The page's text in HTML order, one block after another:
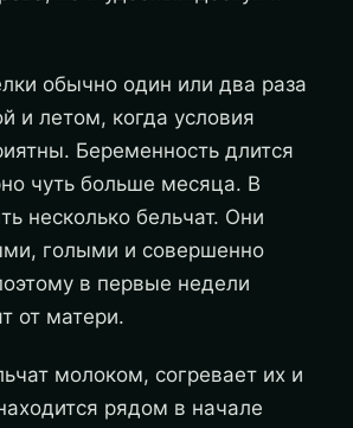
обычно один или два раза
и летом, когда условия
Беременность длится
чуть больше месяца. В
несколько бельчат. Они
голыми и совершенно
в первые недели
от матери.
молоком, согревает их и
рядом в начале